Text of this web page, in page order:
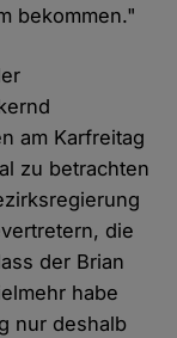
bekommen."
am Karfreitag
zu betrachten
die
der Brian
habe
nur deshalb